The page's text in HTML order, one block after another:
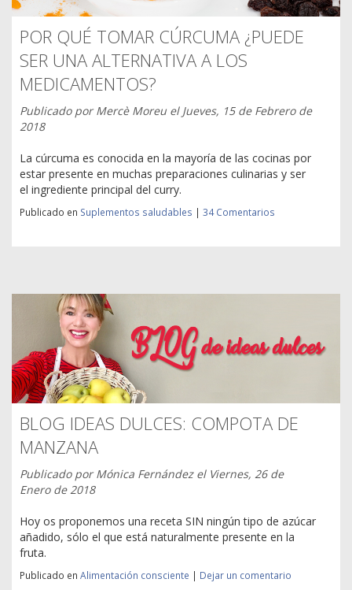
POR QUÉ TOMAR CÚRCUMA ¿PUEDE
SER UNA ALTERNATIVA A LOS
MEDICAMENTOS?
Publicado porMercè Moreu el Jueves, 15 de Febrero de
2018
La cúrcuma es conocida en la mayoría de las cocinas por
estar presente en muchas preparaciones culinarias y ser
el ingrediente principal del curry.
Publicado en Suplementos saludables | 34 Comentarios
BLOG IDEAS DULCES: COMPOTA DE
MANZANA
Publicado porMónica Fernándezel Viernes, 26 de
Enero de 2018
Hoy os proponemos una receta SIN ningún tipo de azúcar
añadido, sólo el que está naturalmente presente en la
fruta.
Publicado en Alimentación consciente | Dejar un comentario